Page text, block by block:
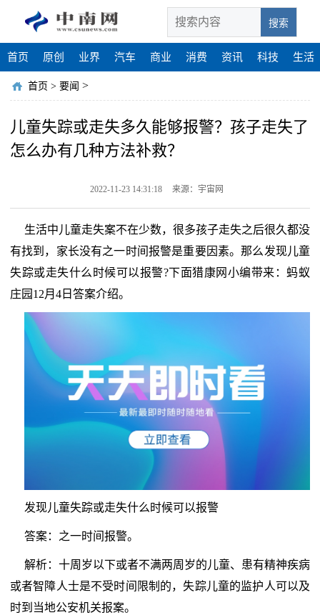
搜索
首页 原创 业界 汽车 商业 消费 资讯 科技 生活
首页 > 要闻 >
儿童失踪或走失多久能够报警？孩子走失了
怎么办有几种方法补救？
2022-11-23 14:31:18 来源：宇宙网
生活中儿童走失案不在少数，很多孩子走失之后很久都没
有找到，家长没有之一时间报警是重要因素。那么发现儿童
失踪或走失什么时候可以报警?下面猎康网小编带来：蚂蚁
庄园12月4日答案介绍。
发现儿童失踪或走失什么时候可以报警
答案：之一时间报警。
解析：十周岁以下或者不满两周岁的儿童、患有精神疾病
或者智障人士是不受时间限制的，失踪儿童的监护人可以及
时到当地公安机关报案。